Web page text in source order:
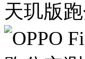
天玑版